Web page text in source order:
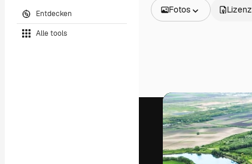
Entdecken
Alle tools
Fotos
Videos
Filmmaterial
Motion Graphics
Videovorlagen
Icons
3D-Modelle
Schriftarten
Lizenz